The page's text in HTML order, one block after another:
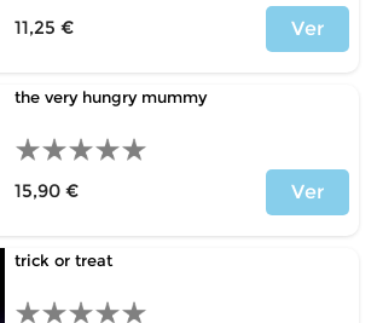
11,25 €
Ver
the very hungry mummy
15,90 €
Ver
trick or treat